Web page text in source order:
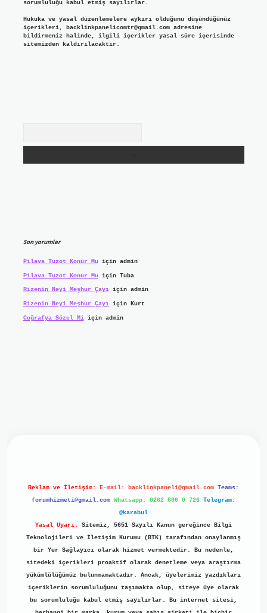
sorumluluğu kabul etmiş sayılırlar.
Hukuka ve yasal düzenlemelere aykırı olduğunu düşündüğünüz
içerikleri, backlinkpanelicomtr@gmail.comadresine
bildirmeniz halinde, ilgili içerikler yasal süre içerisinde
sitemizden kaldırılacaktır.
Son yorumlar
Pilava Tuzot Konur Muiçin admin
Pilava Tuzot Konur Muiçin Tuba
Rizenin Neyi Meşhur Çayıiçin admin
Rizenin Neyi Meşhur Çayıiçin Kurt
Coğrafya Sözel Miiçin admin
Reklam ve İletişim: E-mail: backlinkpaneli@gmail.com Teams:
forumhizmeti@gmail.com Whatsapp: 0262 606 0 726 Telegram:
@karabul
Yasal Uyarı:
Sitemiz, 5651 Sayılı Kanun gereğince Bilgi
Teknolojileri ve İletişim Kurumu (BTK) tarafından onaylanmış
bir Yer Sağlayıcı olarak hizmet vermektedir. Bu nedenle,
sitedeki içerikleri proaktif olarak denetleme veya araştırma
yükümlülüğümüz bulunmamaktadır. Ancak, üyelerimiz yazdıkları
içeriklerin sorumluluğunu taşımakta olup, siteye üye olarak
bu sorumluluğu kabul etmiş sayılırlar. Bu internet sitesi,